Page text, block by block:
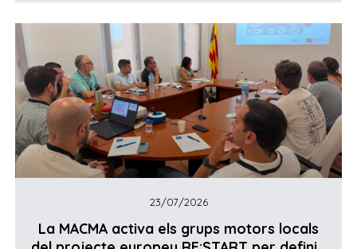
23/07/2026
La MACMA activa els grups motors locals